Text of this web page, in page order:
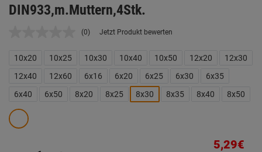
DIN933,m.Muttern,4Stk.
Kein
Link
auf
derselben
(0) Jetzt Produkt bewerten
10x20 10x25 10x30 10x40 10x50 12x20
12x30
12x40
12x60 6x16 6x20 6x25 6x30
6x35
6x40
6x50 8x20 8x25 8x30 8x35 8x40 8x50
5,29€